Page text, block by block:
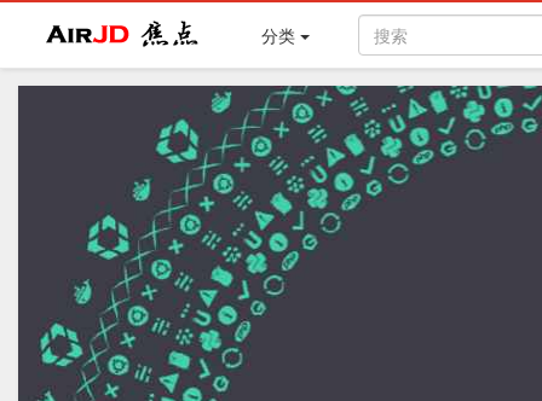
Air焦点 分类